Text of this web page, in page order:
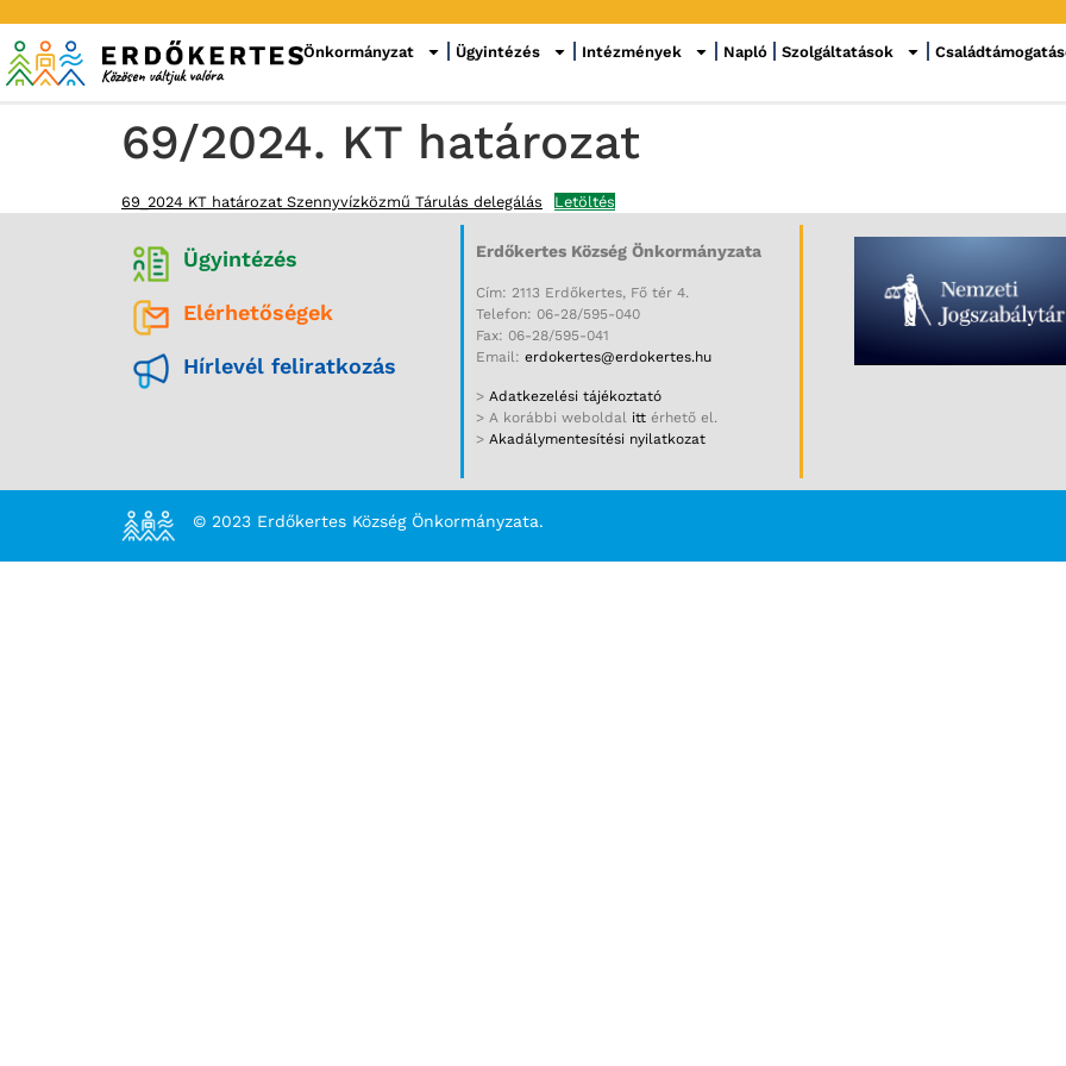
Önkormányzat Ügyintézés Intézmények Napló Szolgáltatások
69/2024. KT határozat
69_2024 KT határozat Szennyvízközmű Tárulás delegálás Letöltés
Ügyintézés
Elérhetőségek
Hírlevél feliratkozás
Erdőkertes Község Önkormányzata
Cím: 2113 Erdőkertes, Fő tér 4.
Telefon: 06-28/595-040
Fax: 06-28/595-041
Email: erdokertes@erdokertes.hu
> Adatkezelési tájékoztató
> A korábbi weboldal itt érhető el.
> Akadálymentesítési nyilatkozat
© 2023 Erdőkertes Község Önkormányzata.